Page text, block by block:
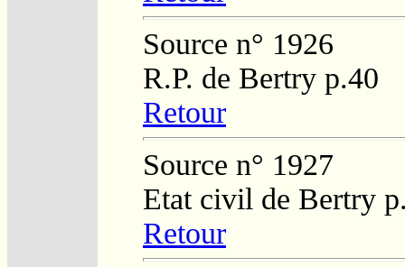
Source n° 1926
R.P. de Bertry p.40
Retour
Source n° 1927
Etat civil de Bertry
Retour